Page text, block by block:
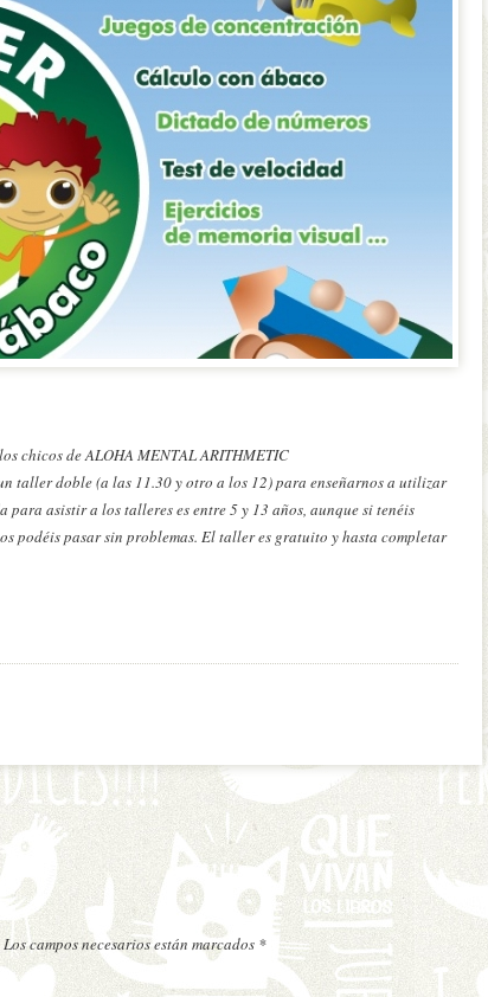
chicos de ALOHA MENTAL ARITHMETIC
taller doble (a las 11.30 y otro a los 12) para enseñarnos a utilizar
para asistir a los talleres es entre 5 y 13 años, aunque si tenéis
podéis pasar sin problemas. El taller es gratuito y hasta completar
campos necesarios están marcados *